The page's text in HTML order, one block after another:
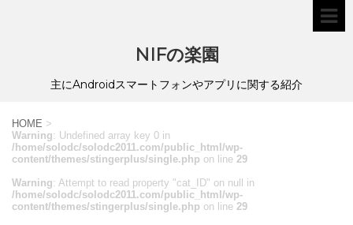
NIFの楽園
主にAndroidスマートフォンやアプリに関する紹介
HOME >
Warning: Undefined array key 0 in
/home/solodc/solodc2011.com/public_html/wp-
content/themes/stingerplus/single.php on line 29
Warning: Attempt to read property "cat_ID" on null in
/home/solodc/solodc2011.com/public_html/wp-
content/themes/stingerplus/single.php on line 29